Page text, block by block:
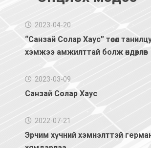
2023-04-20
“Санзай Солар Хаус” төсөл
хэмжээ амжилттай болж өндөрлөв
2023-03-09
Санзай Солар Хаус
2022-07-21
Эрчим хүчний хэмнэлттэй